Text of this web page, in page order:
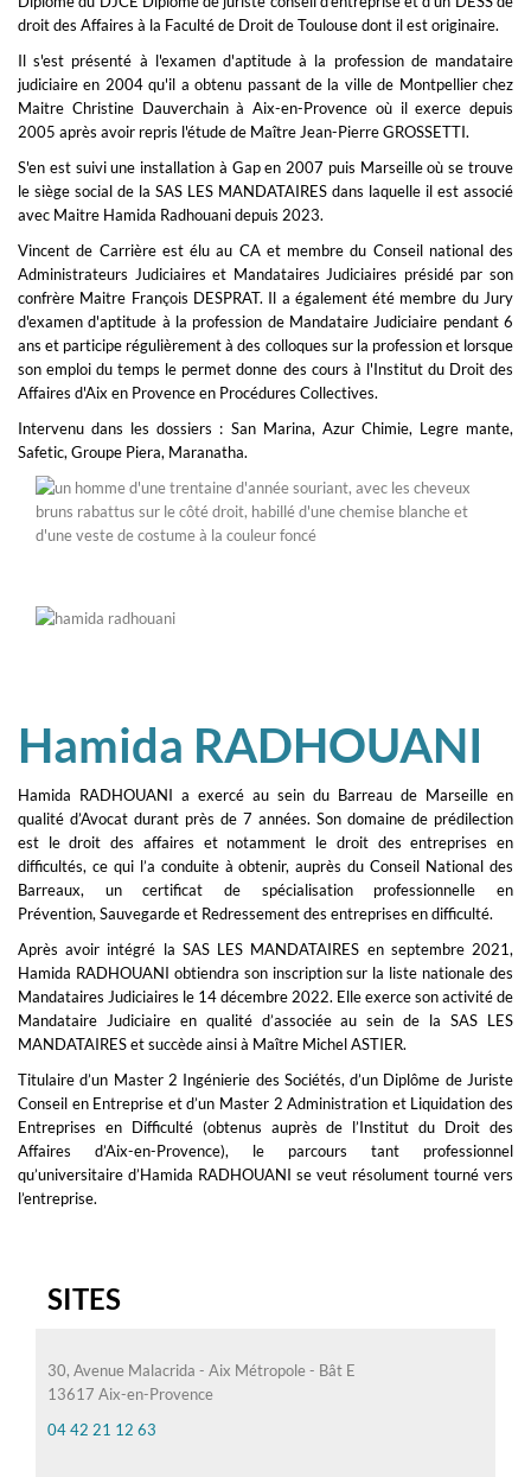
droit des Affaires à la Faculté de Droit de Toulouse dont il est originaire.
Il s'est présenté à l'examen d'aptitude à la profession de mandataire
judiciaire en 2004 qu'il a obtenu passant de la ville de Montpellier chez
Maitre Christine Dauverchain à Aix-en-Provence où il exerce depuis
2005 après avoir repris l'étude de Maître Jean-Pierre GROSSETTI.
S'en est suivi une installation à Gap en 2007 puis Marseille où se trouve
le siège social de la SAS LES MANDATAIRES dans laquelle il est associé
avec Maitre Hamida Radhouani depuis 2023.
Vincent de Carrière est élu au CA et membre du Conseil national des
Administrateurs Judiciaires et Mandataires Judiciaires présidé par son
confrère Maitre François DESPRAT. Il a également été membre du Jury
d'examen d'aptitude à la profession de Mandataire Judiciaire pendant 6
ans et participe régulièrement à des colloques sur la profession et lorsque
son emploi du temps le permet donne des cours à l'Institut du Droit des
Affaires d'Aix en Provence en Procédures Collectives.
Intervenu dans les dossiers : San Marina, Azur Chimie, Legre mante,
Safetic, Groupe Piera, Maranatha.
Hamida RADHOUANI
Hamida RADHOUANI a exercé au sein du Barreau de Marseille en
qualité d’Avocat durant près de 7 années. Son domaine de prédilection
est le droit des affaires et notamment le droit des entreprises en
difficultés, ce qui l’a conduite à obtenir, auprès du Conseil National des
Barreaux, un certificat de spécialisation professionnelle en
Prévention, Sauvegarde et Redressement des entreprises en difficulté.
Après avoir intégré la SAS LES MANDATAIRES en septembre 2021,
Hamida RADHOUANI obtiendra son inscription sur la liste nationale des
Mandataires Judiciaires le 14 décembre 2022. Elle exerce son activité de
Mandataire Judiciaire en qualité d’associée au sein de la SAS LES
MANDATAIRES et succède ainsi à Maître Michel ASTIER.
Titulaire d’un Master 2 Ingénierie des Sociétés, d’un Diplôme de Juriste
Conseil en Entreprise et d’un Master 2 Administration et Liquidation des
Entreprises en Difficulté (obtenus auprès de l’Institut du Droit des
Affaires d’Aix-en-Provence), le parcours tant professionnel
qu’universitaire d’Hamida RADHOUANI se veut résolument tourné vers
l’entreprise.
SITES
30, Avenue Malacrida - Aix Métropole - Bât E
13617 Aix-en-Provence
04 42 21 12 63